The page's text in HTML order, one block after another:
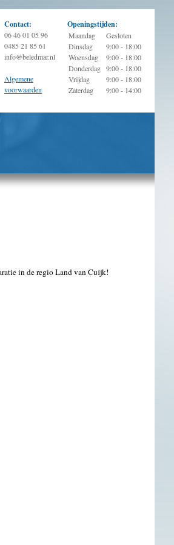
Openingstijden:
Maandag
Gesloten
Dinsdag
9:00 - 18:00
Woensdag
9:00 - 18:00
Donderdag 9:00 - 18:00
Vrijdag
9:00 - 18:00
Zaterdag
9:00 - 14:00
Contact:
06 46 01 05 96
0485 21 85 61
info@beledmar.nl
Algemene
voorwaarden
in de regio Land van Cuijk!